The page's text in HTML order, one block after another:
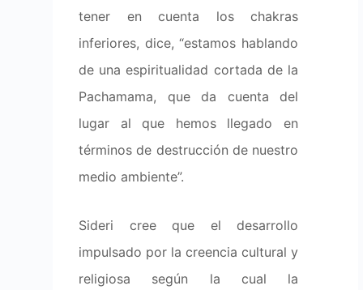
tener en cuenta los chakras
inferiores, dice, “estamos hablando
de una espiritualidad cortada de la
Pachamama, que da cuenta del
lugar al que hemos llegado en
términos de destrucción de nuestro
medio ambiente”.
Sideri cree que el desarrollo
impulsado por la creencia cultural y
religiosa según la cual la